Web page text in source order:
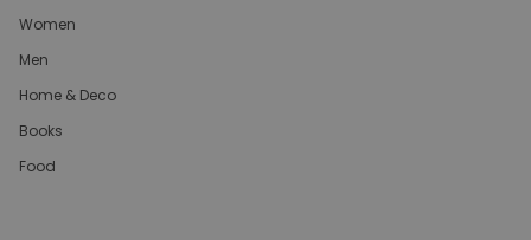
Women
Men
Home & Deco
Books
Food